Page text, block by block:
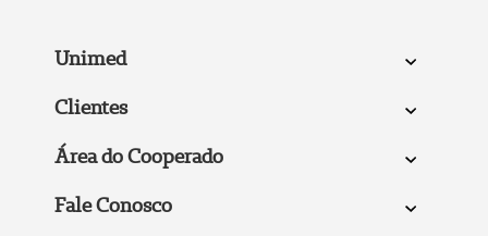
Unimed
Clientes
Área do Cooperado
Fale Conosco